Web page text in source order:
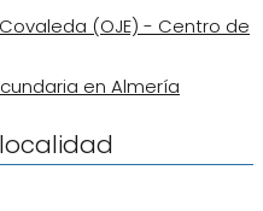
(OJE) - Centro de
en Almería